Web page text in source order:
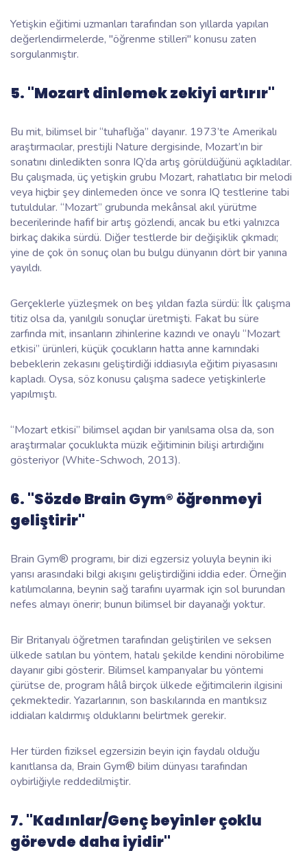
Yetişkin eğitimi uzmanları tarafından son yıllarda yapılan
değerlendirmelerde, "öğrenme stilleri" konusu zaten
sorgulanmıştır.
5. "Mozart dinlemek zekiyi artırır"
Bu mit, bilimsel bir “tuhaflığa” dayanır. 1973’te Amerikalı
araştırmacılar, prestijli Nature dergisinde, Mozart’ın bir
sonatını dinledikten sonra IQ’da artış görüldüğünü açıkladılar.
Bu çalışmada, üç yetişkin grubu Mozart, rahatlatıcı bir melodi
veya hiçbir şey dinlemeden önce ve sonra IQ testlerine tabi
tutuldular. “Mozart” grubunda mekânsal akıl yürütme
becerilerinde hafif bir artış gözlendi, ancak bu etki yalnızca
birkaç dakika sürdü. Diğer testlerde bir değişiklik çıkmadı;
yine de çok ön sonuç olan bu bulgu dünyanın dört bir yanına
yayıldı.
Gerçeklerle yüzleşmek on beş yıldan fazla sürdü: İlk çalışma
titiz olsa da, yanılgılı sonuçlar üretmişti. Fakat bu süre
zarfında mit, insanların zihinlerine kazındı ve onaylı “Mozart
etkisi” ürünleri, küçük çocukların hatta anne karnındaki
bebeklerin zekasını geliştirdiği iddiasıyla eğitim piyasasını
kapladı. Oysa, söz konusu çalışma sadece yetişkinlerle
yapılmıştı.
“Mozart etkisi” bilimsel açıdan bir yanılsama olsa da, son
araştırmalar çocuklukta müzik eğitiminin bilişi artırdığını
gösteriyor (White-Schwoch, 2013).
6. "Sözde Brain Gym® öğrenmeyi
geliştirir"
Brain Gym® programı, bir dizi egzersiz yoluyla beynin iki
yarısı arasındaki bilgi akışını geliştirdiğini iddia eder. Örneğin
katılımcılarına, beynin sağ tarafını uyarmak için sol burundan
nefes almayı önerir; bunun bilimsel bir dayanağı yoktur.
Bir Britanyalı öğretmen tarafından geliştirilen ve seksen
ülkede satılan bu yöntem, hatalı şekilde kendini nörobilime
dayanır gibi gösterir. Bilimsel kampanyalar bu yöntemi
çürütse de, program hâlâ birçok ülkede eğitimcilerin ilgisini
çekmektedir. Yazarlarının, son baskılarında en mantıksız
iddiaları kaldırmış olduklarını belirtmek gerekir.
Her türden fiziksel egzersizin beyin için faydalı olduğu
kanıtlansa da, Brain Gym® bilim dünyası tarafından
oybirliğiyle reddedilmiştir.
7. "Kadınlar/Genç beyinler çoklu
görevde daha iyidir"